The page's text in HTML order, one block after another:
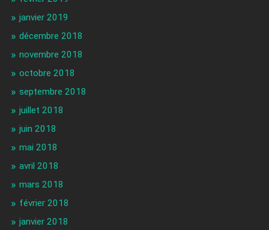
janvier 2019
décembre 2018
novembre 2018
octobre 2018
septembre 2018
juillet 2018
juin 2018
mai 2018
avril 2018
mars 2018
février 2018
janvier 2018